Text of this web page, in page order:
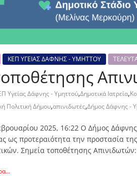
ΚΕΠ ΥΓΕΙΑΣ ΔΑΦΝΗΣ - ΥΜΗΤΤΟΥ
Υγείας Δάφνης - Υμηττού,Δημοτικά Ιατρεία,
Πολιτική Δήμου,απινιδωτές,Δήμος Δάφνης -
2025, 16:22 Ο Δήμος
ως προτεραιότητα την προστασία
Σημεία τοποθέτησης